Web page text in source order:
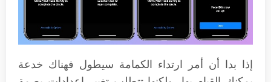
إذا بدا أن أمر ارتداء الكمامة سيطول فهناك خدعة